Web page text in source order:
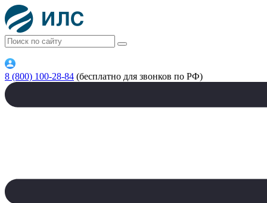
8 (800) 100-28-84 (бесплатно для звонков по РФ)